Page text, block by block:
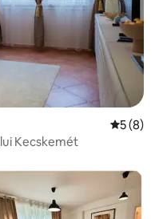
Scor
5 (8)
Kecskemét